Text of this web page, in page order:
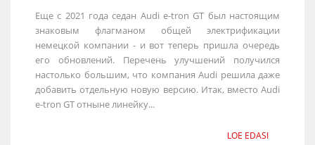
Еще с 2021 года седан Audi e-tron GT был настоящим
знаковым флагманом общей электрификации
немецкой компании - и вот теперь пришла очередь
его обновлений. Перечень улучшений получился
настолько большим, что компания Audi решила даже
добавить отдельную новую версию. Итак, вместо Audi
e-tron GT отныне линейку...
LOE EDASI